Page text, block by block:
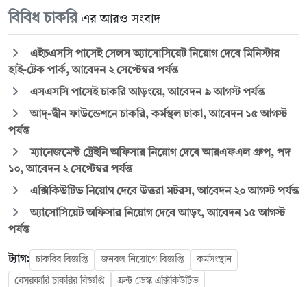
বিবিধ চাকরি এর আরও সংবাদ
এইচএসসি পাসেই সেলস অ্যাসোসিয়েট নিয়োগ দেবে মিনিস্টার
হাই-টেক পার্ক, আবেদন ২ সেপ্টেম্বর পর্যন্ত
এসএসসি পাসেই চাকরি আড়ংয়ে, আবেদন ৯ আগস্ট পর্যন্ত
আদ্-দ্বীন ফাউন্ডেশনে চাকরি, কর্মস্থল ঢাকা, আবেদন ১৫ আগস্ট
পর্যন্ত
ম্যানেজমেন্ট ট্রেইনি অফিসার নিয়োগ দেবে আরএফএল গ্রুপ, পদ
১০, আবেদন ২ সেপ্টেম্বর পর্যন্ত
এক্সিকিউটিভ নিয়োগ দেবে উত্তরা মটরস, আবেদন ২০ আগস্ট পর্যন্ত
অ্যাসোসিয়েট অফিসার নিয়োগ দেবে আড়ং, আবেদন ১৫ আগস্ট
পর্যন্ত
ট্যাগ: চাকরির বিজ্ঞপ্তি জনবল নিয়োগে বিজ্ঞপ্তি কর্মসংস্থান
বেসরকারি চাকরির বিজ্ঞপ্তি ফ্রন্ট ডেস্ক এক্সিকিউটিভ